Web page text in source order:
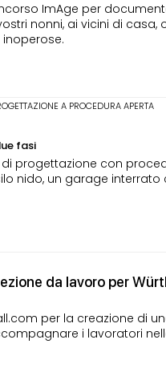
ImAge per
nonni, ai vicini di casa,
A PROCEDURA APERTA
fasi
progettazione con
nido, un garage interrato
da lavoro per
per la creazione di
i lavoratori